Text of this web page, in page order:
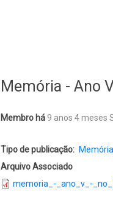
Memória - Ano
Membro há9 anos 4 meses
Tipo de publicação
Memória
Arquivo Associado
memoria_-_ano_v_-